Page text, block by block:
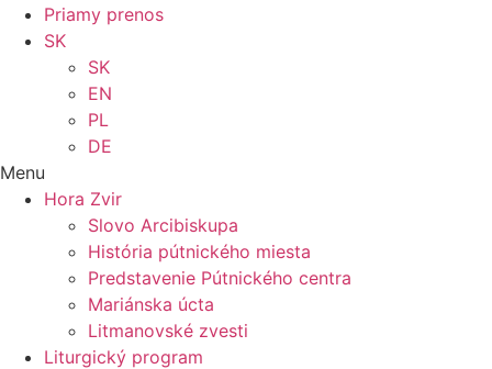
Priamy prenos
SK
SK
EN
PL
DE
Menu
Hora Zvir
Slovo Arcibiskupa
História pútnického miesta
Predstavenie Pútnického centra
Mariánska úcta
Litmanovské zvesti
Liturgický program